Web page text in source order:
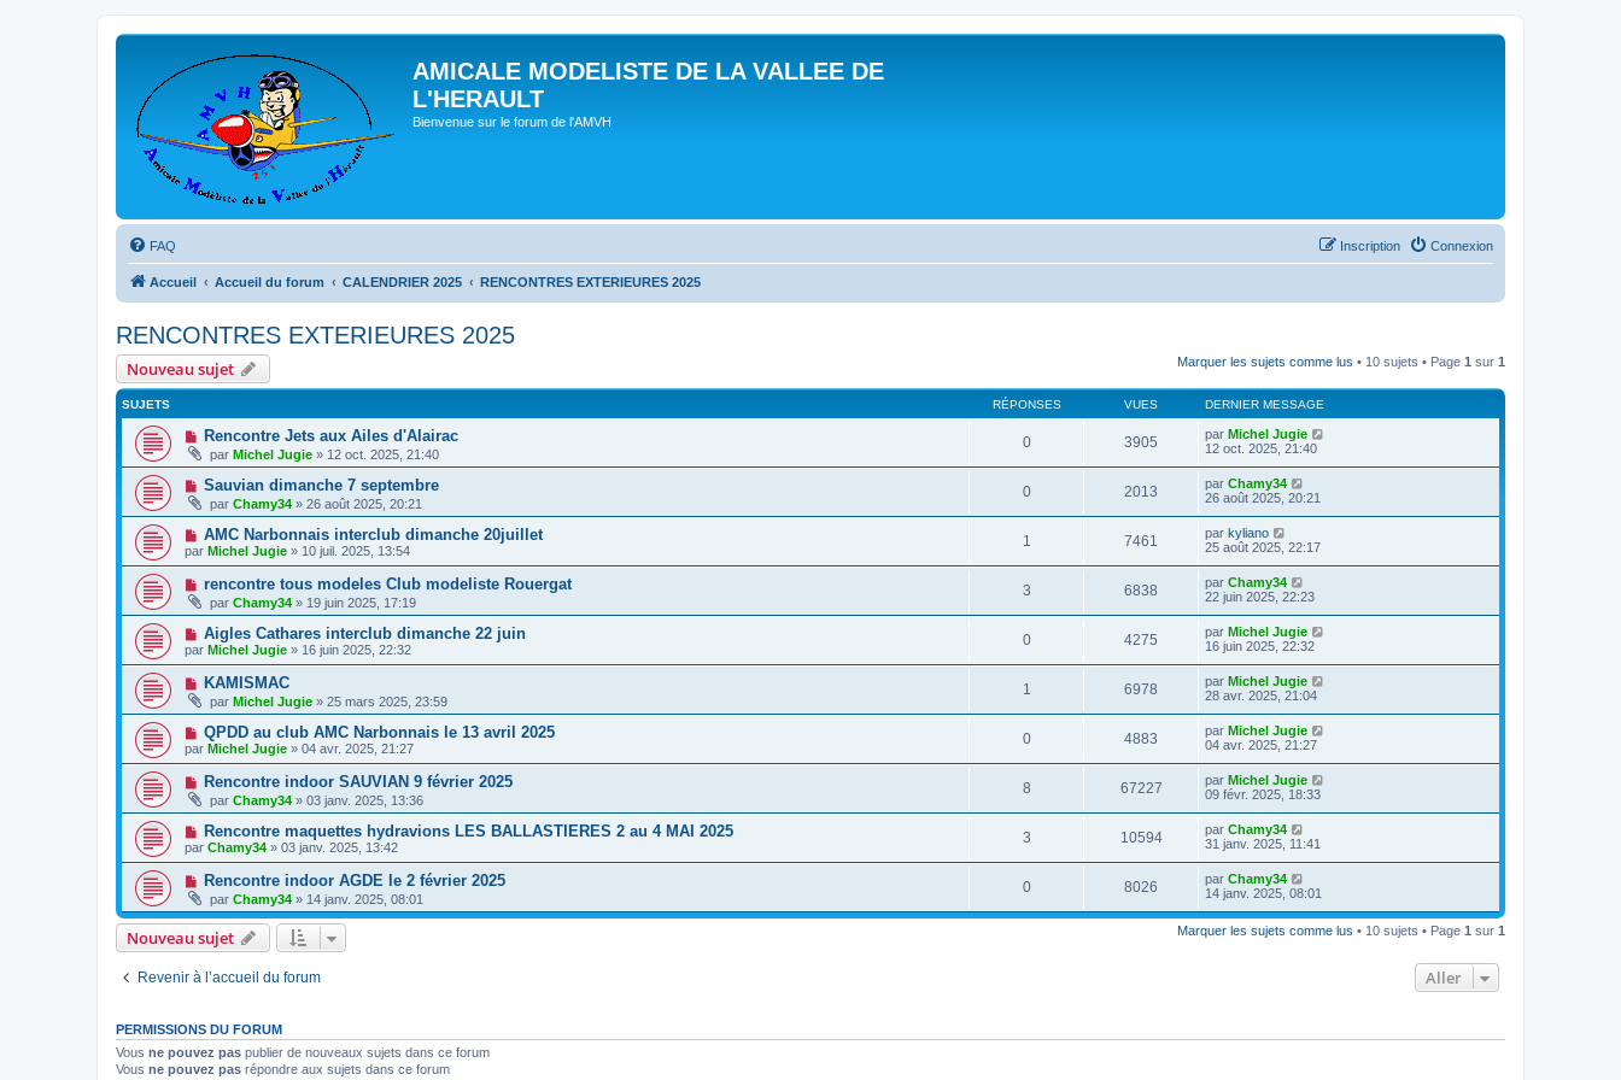
AMICALE MODELISTE DE LA VALLEE DE
L'HERAULT
Bienvenue sur le forum de l'AMVH
FAQ Connexion
Inscription
Accueil Accueil du forum CALENDRIER 2025 RENCONTRES EXTERIEURES 2025
RENCONTRES EXTERIEURES 2025
Nouveau sujet Marquer les sujets comme lus • 10 sujets • Page 1 sur 1
SUJETS RÉPONSES VUES DERNIER MESSAGE
Rencontre Jets aux Ailes d'Alairac
par Michel Jugie » 12 oct. 2025, 21:40
0 3905 par Michel Jugie
12 oct. 2025, 21:40
Sauvian dimanche 7 septembre
par Chamy34 » 26 août 2025, 20:21
0 2013 par Chamy34
26 août 2025, 20:21
AMC Narbonnais interclub dimanche 20juillet
par Michel Jugie » 10 juil. 2025, 13:54
1 7461 par kyliano
25 août 2025, 22:17
rencontre tous modeles Club modeliste Rouergat
par Chamy34 » 19 juin 2025, 17:19
3 6838 par Chamy34
22 juin 2025, 22:23
Aigles Cathares interclub dimanche 22 juin
par Michel Jugie » 16 juin 2025, 22:32
0 4275 par Michel Jugie
16 juin 2025, 22:32
KAMISMAC
par Michel Jugie » 25 mars 2025, 23:59
1 6978 par Michel Jugie
28 avr. 2025, 21:04
QPDD au club AMC Narbonnais le 13 avril 2025
par Michel Jugie » 04 avr. 2025, 21:27
0 4883 par Michel Jugie
04 avr. 2025, 21:27
Rencontre indoor SAUVIAN 9 février 2025
par Chamy34 » 03 janv. 2025, 13:36
8 67227 par Michel Jugie
09 févr. 2025, 18:33
Rencontre maquettes hydravions LES BALLASTIERES 2 au 4 MAI 2025
par Chamy34 » 03 janv. 2025, 13:42
3 10594 par Chamy34
31 janv. 2025, 11:41
Rencontre indoor AGDE le 2 février 2025
par Chamy34 » 14 janv. 2025, 08:01
0 8026 par Chamy34
14 janv. 2025, 08:01
Nouveau sujet Marquer les sujets comme lus • 10 sujets • Page 1 sur 1
Revenir à l’accueil du forum Aller
PERMISSIONS DU FORUM
Vous ne pouvez pas publier de nouveaux sujets dans ce forum
Vous ne pouvez pas répondre aux sujets dans ce forum